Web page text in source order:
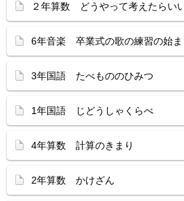
２年算数 どうやって考えたらい
6年音楽 卒業式の歌の練習の始ま
3年国語 たべもののひみつ
1年国語 じどうしゃくらべ
4年算数 計算のきまり
2年算数 かけざん